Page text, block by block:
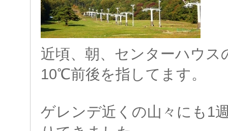
近頃、朝、センターハウス
10℃前後を指してます。
ゲレンデ近くの山々にも1